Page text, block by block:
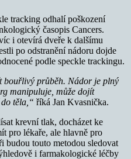
tracking odhalí poškození
časopis Cancers.
i otevírá dveře k dalšímu
po odstranění nádoru dojde
podle speckle trackingu.
bouřlivý průběh. Nádor je plný
manipuluje, může dojít
těla,“ říká Jan Kvasnička.
krevní tlak, docházet ke
pro lékaře, ale hlavně pro
budou touto metodou sledovat
i farmakologické léčby